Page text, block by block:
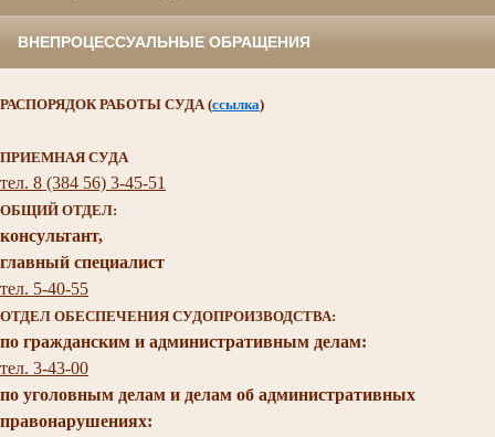
ВНЕПРОЦЕССУАЛЬНЫЕ ОБРАЩЕНИЯ
РАСПОРЯДОК РАБОТЫ СУДА(ссылка)
ПРИЕМНАЯ СУДА
тел. 8 (384 56) 3-45-51
ОБЩИЙ ОТДЕЛ:
консультант,
главный специалист
тел. 5-40-55
ОТДЕЛ ОБЕСПЕЧЕНИЯ СУДОПРОИЗВОДСТВА:
по гражданским и административным делам:
тел. 3-43-00
по уголовным делам и делам об административных
правонарушениях: